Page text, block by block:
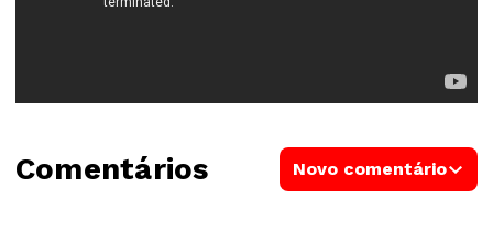
Comentários Novo comentário